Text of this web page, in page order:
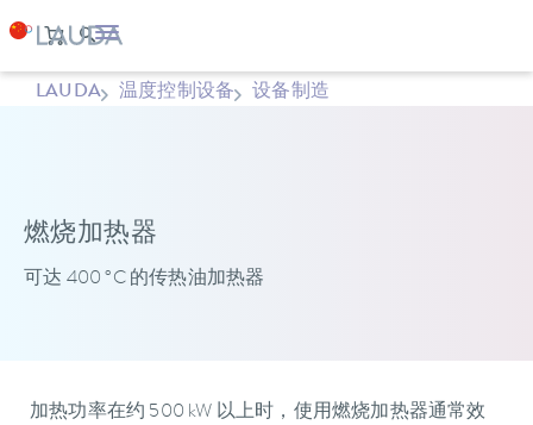
LAUDA 温度控制设备 设备制造
燃烧加热器
可达 400 °C 的传热油加热器
加热功率在约 500 kW 以上时，使用燃烧加热器通常效